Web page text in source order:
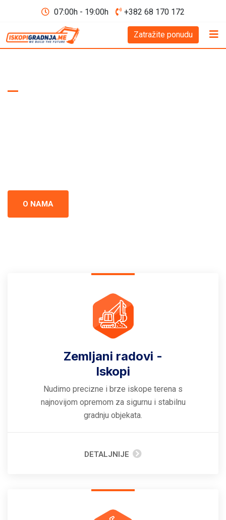
07:00h - 19:00h +382 68 170 172
Zatražite ponudu
O NAMA
Zemljani radovi -
Iskopi
Nudimo precizne i brze iskope terena s
najnovijom opremom za sigurnu i stabilnu
gradnju objekata.
DETALJNIJE